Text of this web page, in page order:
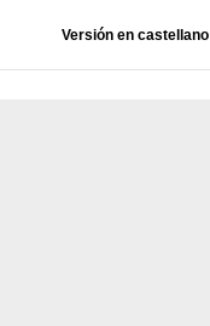
Versión en castellano